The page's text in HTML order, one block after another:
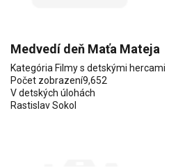
Medvedí deň Maťa Mateja
Kategória Filmy s detskými hercami
Počet zobrazení9,652
V detských úlohách
Rastislav Sokol